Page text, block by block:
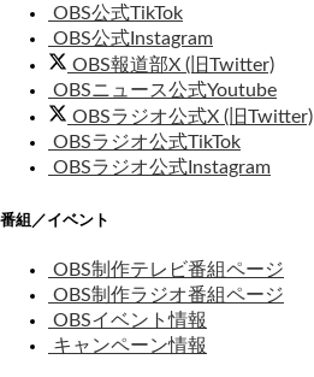
OBS公式TikTok
OBS公式Instagram
OBS報道部X (旧Twitter)
OBSニュース公式Youtube
OBSラジオ公式X (旧Twitter)
OBSラジオ公式TikTok
OBSラジオ公式Instagram
番組／イベント
OBS制作テレビ番組ページ
OBS制作ラジオ番組ページ
OBSイベント情報
キャンペーン情報